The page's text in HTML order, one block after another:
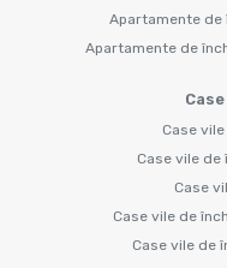
Apartamente de
Apartamente de
Case
Case vile de
Case
Case vile de
Case vile de